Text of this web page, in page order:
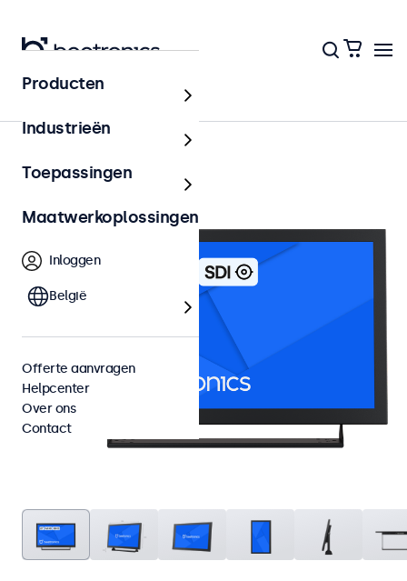
Producten
Industrieën
Toepassingen
Maatwerkoplossingen
Inloggen
België
Offerte aanvragen
Helpcenter
Over ons
Contact